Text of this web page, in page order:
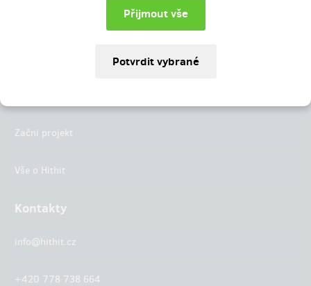
Začni projekt
Vše o Hithit
Kontakty
info@hithit.cz
+420 778 738 664